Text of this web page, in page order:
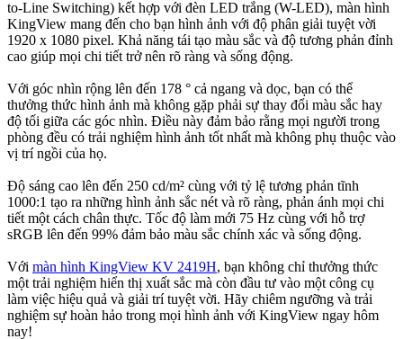
to-Line Switching) kết hợp với đèn LED trắng (W-LED), màn hình
KingView mang đến cho bạn hình ảnh với độ phân giải tuyệt vời
1920 x 1080 pixel. Khả năng tái tạo màu sắc và độ tương phản đỉnh
cao giúp mọi chi tiết trở nên rõ ràng và sống động.
Với góc nhìn rộng lên đến 178 ° cả ngang và dọc, bạn có thể
thưởng thức hình ảnh mà không gặp phải sự thay đổi màu sắc hay
độ tối giữa các góc nhìn. Điều này đảm bảo rằng mọi người trong
phòng đều có trải nghiệm hình ảnh tốt nhất mà không phụ thuộc vào
vị trí ngồi của họ.
Độ sáng cao lên đến 250 cd/m² cùng với tỷ lệ tương phản tĩnh
1000:1 tạo ra những hình ảnh sắc nét và rõ ràng, phản ánh mọi chi
tiết một cách chân thực. Tốc độ làm mới 75 Hz cùng với hỗ trợ
sRGB lên đến 99% đảm bảo màu sắc chính xác và sống động.
Với màn hình KingView KV 2419H, bạn không chỉ thưởng thức
một trải nghiệm hiển thị xuất sắc mà còn đầu tư vào một công cụ
làm việc hiệu quả và giải trí tuyệt vời. Hãy chiêm ngưỡng và trải
nghiệm sự hoàn hảo trong mọi hình ảnh với KingView ngay hôm
nay!